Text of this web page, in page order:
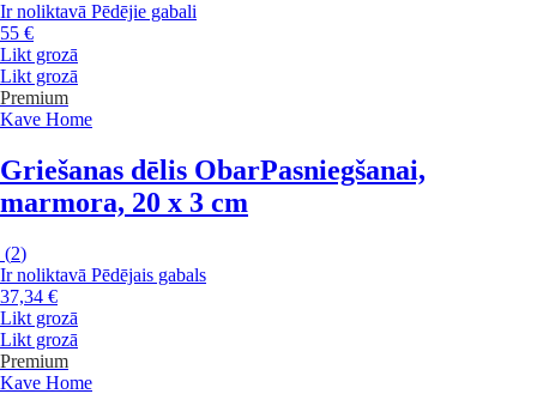
Ir noliktavā Pēdējie gabali
55 €
Likt grozā
Likt grozā
Premium
Kave Home
Griešanas dēlis ObarPasniegšanai,
marmora, 20 x 3 cm
(2)
Ir noliktavā Pēdējais gabals
37,34 €
Likt grozā
Likt grozā
Premium
Kave Home